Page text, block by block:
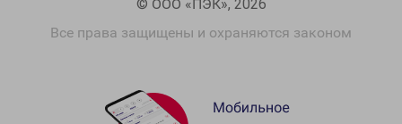
© ООО «ПЭК», 2026
Все права защищены и охраняются законом